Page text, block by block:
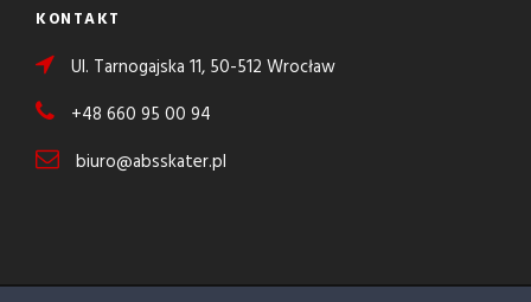
KONTAKT
Ul. Tarnogajska 11, 50-512 Wrocław
+48 660 95 00 94
biuro@absskater.pl